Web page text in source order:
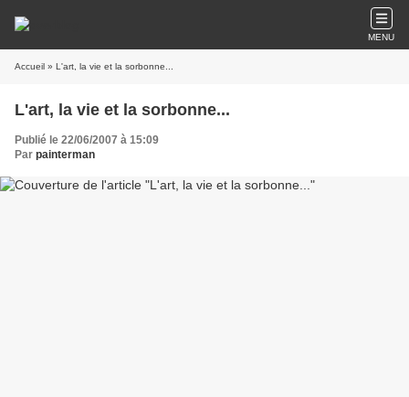
MENU
Accueil » L'art, la vie et la sorbonne...
L'art, la vie et la sorbonne...
Publié le 22/06/2007 à 15:09
Par painterman